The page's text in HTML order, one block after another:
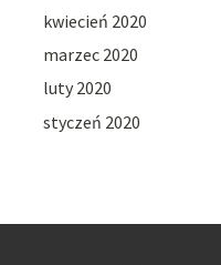
kwiecień 2020
marzec 2020
luty 2020
styczeń 2020